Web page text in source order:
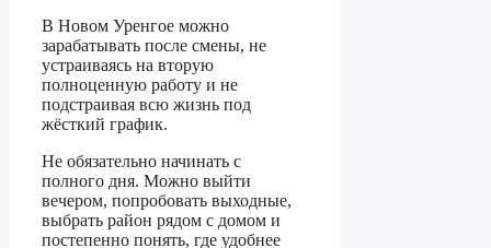
В Новом Уренгое можно
зарабатывать после смены, не
устраиваясь на вторую
полноценную работу и не
подстраивая всю жизнь под
жёсткий график.
Не обязательно начинать с
полного дня. Можно выйти
вечером, попробовать выходные,
выбрать район рядом с домом и
постепенно понять, где удобнее